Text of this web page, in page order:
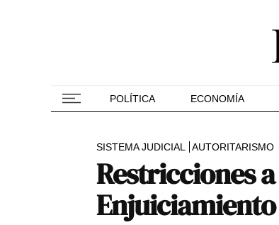
POLÍTICA ECONOMÍA
SISTEMA JUDICIAL AUTORITARISMO
Restricciones